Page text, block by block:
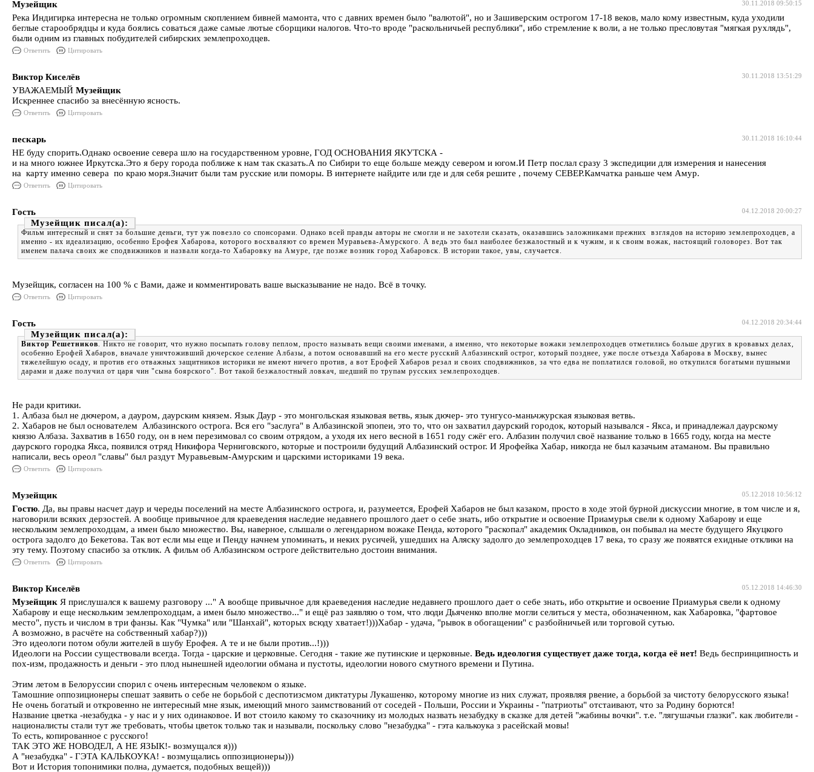
30.11.2018 09:50:15
Музейщик
Река Индигирка интересна не только огромным скоплением бивней мамонта, что с давних времен было "валютой", но и Зашиверским острогом 17-18 веков, мало кому известным, куда уходили
беглые старообрядцы и куда боялись соваться даже самые лютые сборщики налогов. Что-то вроде "раскольничьей республики", ибо стремление к воли, а не только пресловутая "мягкая рухлядь",
были одним из главных побудителей сибирских землепроходцев.
Ответить Цитировать
30.11.2018 13:51:29
Виктор Киселёв
УВАЖАЕМЫЙ Музейщик
Искреннее спасибо за внесённую ясность.
Ответить Цитировать
30.11.2018 16:10:44
пескарь
НЕ буду спорить.Однако освоение севера шло на государственном уровне, ГОД ОСНОВАНИЯ ЯКУТСКА -
и на много южнее Иркутска.Это я беру города поближе к нам так сказать.А по Сибири то еще больше между севером и югом.И Петр послал сразу 3 экспедиции для измерения и нанесения
на карту именно севера по краю моря.Значит были там русские или поморы. В интернете найдите или где и для себя решите , почему СЕВЕР.Камчатка раньше чем Амур.
Ответить Цитировать
04.12.2018 20:00:27
Гость
Музейщик
Фильм интересный и снят за большие деньги, тут уж повезло со спонсорами. Однако всей правды авторы не смогли и не захотели сказать, оказавшись заложниками прежних взглядов на историю землепроходцев, а
именно - их идеализацию, особенно Ерофея Хабарова, которого восхваляют со времен Муравьева-Амурского. А ведь это был наиболее безжалостный и к чужим, и к своим вожак, настоящий головорез. Вот так
именем палача своих же сподвижников и назвали когда-то Хабаровку на Амуре, где позже возник город Хабаровск. В истории такое, увы, случается.
Музейщик, согласен на 100 % с Вами, даже и комментировать ваше высказывание не надо. Всё в точку.
Ответить Цитировать
04.12.2018 20:34:44
Гость
Музейщик
Виктор Решетников. Никто не говорит, что нужно посыпать голову пеплом, просто называть вещи своими именами, а именно, что некоторые вожаки землепроходцев отметились больше других в кровавых делах,
особенно Ерофей Хабаров, вначале уничтоживший дючерское селение Албазы, а потом основавший на его месте русский Албазинский острог, который позднее, уже после отъезда Хабарова в Москву, вынес
тяжелейшую осаду, и против его отважных защитников историки не имеют ничего против, а вот Ерофей Хабаров резал и своих сподвижников, за что едва не поплатился головой, но откупился богатыми пушными
дарами и даже получил от царя чин "сына боярского". Вот такой безжалостный ловкач, шедший по трупам русских землепроходцев.
Не ради критики.
1. Албаза был не дючером, а дауром, даурским князем. Язык Даур - это монгольская языковая ветвь, язык дючер- это тунгусо-маньчжурская языковая ветвь.
2. Хабаров не был основателем Албазинского острога. Вся его "заслуга" в Албазинской эпопеи, это то, что он захватил даурский городок, который назывался - Якса, и принадлежал даурскому
князю Албаза. Захватив в 1650 году, он в нем перезимовал со своим отрядом, а уходя их него весной в 1651 году сжёг его. Албазин получил своё название только в 1665 году, когда на месте
даурского городка Якса, появился отряд Никифора Черниговского, которые и построили будущий Албазинский острог. И Ярофейка Хабар, никогда не был казачьим атаманом. Вы правильно
написали, весь ореол "славы" был раздут Муравьевым-Амурским и царскими историками 19 века.
Ответить Цитировать
05.12.2018 10:56:12
Музейщик
Гостю. Да, вы правы насчет даур и череды поселений на месте Албазинского острога, и, разумеется, Ерофей Хабаров не был казаком, просто в ходе этой бурной дискуссии многие, в том числе и я,
наговорили всяких дерзостей. А вообще привычное для краеведения наследие недавнего прошлого дает о себе знать, ибо открытие и освоение Приамурья свели к одному Хабарову и еще
нескольким землепроходцам, а имен было множество. Вы, наверное, слышали о легендарном вожаке Пенда, которого "раскопал" академик Окладников, он побывал на месте будущего Якуцкого
острога задолго до Бекетова. Так вот если мы еще и Пенду начнем упоминать, и неких русичей, ушедших на Аляску задолго до землепроходцев 17 века, то сразу же появятся ехидные отклики на
эту тему. Поэтому спасибо за отклик. А фильм об Албазинском остроге действительно достоин внимания.
Ответить Цитировать
05.12.2018 14:46:30
Виктор Киселёв
Музейщик Я прислушался к вашему разговору ..." А вообще привычное для краеведения наследие недавнего прошлого дает о себе знать, ибо открытие и освоение Приамурья свели к одному
Хабарову и еще нескольким землепроходцам, а имен было множество..." и ещё раз заявляю о том, что люди Дьяченко вполне могли селиться у места, обозначенном, как Хабаровка, "фартовое
место", пусть и числом в три фанзы. Как "Чумка" или "Шанхай", которых всюду хватает!)))Хабар - удача, "рывок в обогащении" с разбойничьей или торговой сутью.
А возможно, в расчёте на собственный хабар?)))
Это идеологи потом обули жителей в шубу Ерофея. А те и не были против...!)))
Идеологи на России существовали всегда. Тогда - царские и церковные. Сегодня - такие же путинские и церковные. Ведь идеология существует даже тогда, когда её нет! Ведь беспринципность и
пох-изм, продажность и деньги - это плод нынешней идеологии обмана и пустоты, идеологии нового смутного времени и Путина.
Этим летом в Белоруссии спорил с очень интересным человеком о языке.
Тамошние оппозиционеры спешат заявить о себе не борьбой с деспотизсмом диктатуры Лукашенко, которому многие из них служат, проявляя рвение, а борьбой за чистоту белорусского языка!
Не очень богатый и откровенно не интересный мне язык, имеющий много заимствований от соседей - Польши, России и Украины - "патриоты" отстаивают, что за Родину борются!
Название цветка -незабудка - у нас и у них одинаковое. И вот стоило какому то сказочнику из молодых назвать незабудку в сказке для детей "жабины вочки". т.е. "лягушачьи глазки". как любители -
националисты стали тут же требовать, чтобы цветок только так и называли, поскольку слово "незабудка" - гэта калькоука з расейскай мовы!
То есть, копированное с русского!
ТАК ЭТО ЖЕ НОВОДЕЛ, А НЕ ЯЗЫК!- возмущался я)))
А "незабудка" - ГЭТА КАЛЬКОУКА! - возмущались оппозиционеры)))
Вот и История топонимики полна, думается, подобных вещей)))